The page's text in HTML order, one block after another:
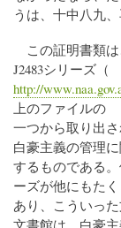
うは、十中八九
この証明書類は
J2483シリーズ（
http://
上のファイルの
一つから取り出
白豪主義の管理
するものである
ーズが他にもた
あり、こういっ